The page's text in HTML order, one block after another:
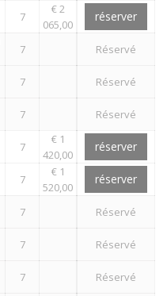
7
€ 2
065,00
réserver
7
Réservé
7
Réservé
7
Réservé
7
€ 1
420,00
réserver
7
€ 1
520,00
réserver
7
Réservé
7
Réservé
7
Réservé